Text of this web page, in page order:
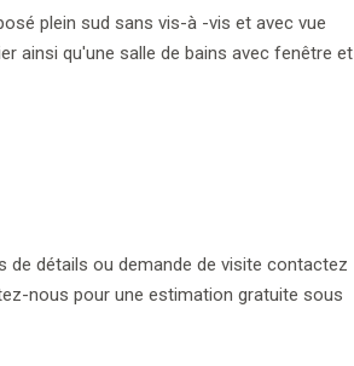
plein sud sans vis-à -vis et avec vue
ainsi qu'une salle de bains avec fenêtre et
de détails ou demande de visite contactez
nous pour une estimation gratuite sous